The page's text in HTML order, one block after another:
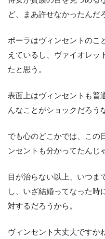
ど、まあ許せなかったんだ
ポーラはヴィンセントのこ
えているし、ヴァイオレッ
たと思う。
表面上はヴィンセントも普
んなことがショックだろう
でも心のどこかでは、この
ンセントも分かってたんじ
目が治らない以上、いつま
し、いざ結婚ってなった時
対するだろうから。
ヴィンセント大丈夫ですか